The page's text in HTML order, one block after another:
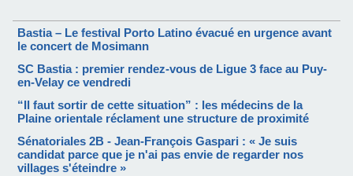
Bastia – Le festival Porto Latino évacué en urgence avant
le concert de Mosimann
SC Bastia : premier rendez-vous de Ligue 3 face au Puy-
en-Velay ce vendredi
“Il faut sortir de cette situation” : les médecins de la
Plaine orientale réclament une structure de proximité
Sénatoriales 2B - Jean-François Gaspari : « Je suis
candidat parce que je n'ai pas envie de regarder nos
villages s'éteindre »